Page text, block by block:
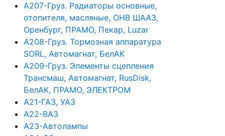
А207-Груз. Радиаторы основные,
отопителя, масляные, ОНВ ШААЗ,
Оренбург, ПРАМО, Пекар, Luzar
А208-Груз. Тормозная аппаратура
SORL, Автомагнат, БелАК
А209-Груз. Элементы сцепления
Трансмаш, Автомагнат, RusDisk,
БелАК, ПРАМО, ЭЛЕКТРОМ
А21-ГАЗ, УАЗ
А22-ВАЗ
А23-Автолампы